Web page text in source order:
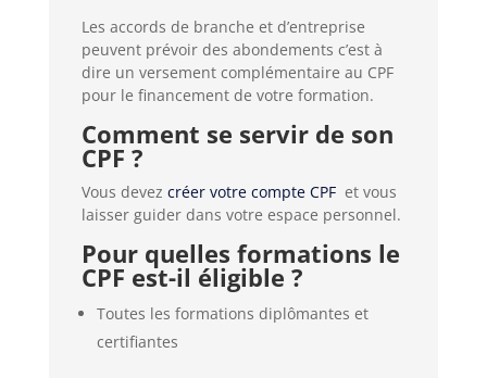
Les accords de branche et d’entreprise
peuvent prévoir des abondements c’est à
dire un versement complémentaire au CPF
pour le financement de votre formation.
Comment se servir de son
CPF ?
Vous devez créer votre compte CPF et vous
laisser guider dans votre espace personnel.
Pour quelles formations le
CPF est-il éligible ?
Toutes les formations diplômantes et
certifiantes